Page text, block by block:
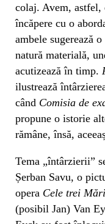
colaj. Avem, astfel,
încăpere cu o
ambele sugerează
natură materială,
acutizează în timp.
ilustrează
când Comisia de
propune o istorie
rămâne, însă,
Tema „întârzierii”
Șerban Savu, o
opera Cele trei
(posibil Jan) Van